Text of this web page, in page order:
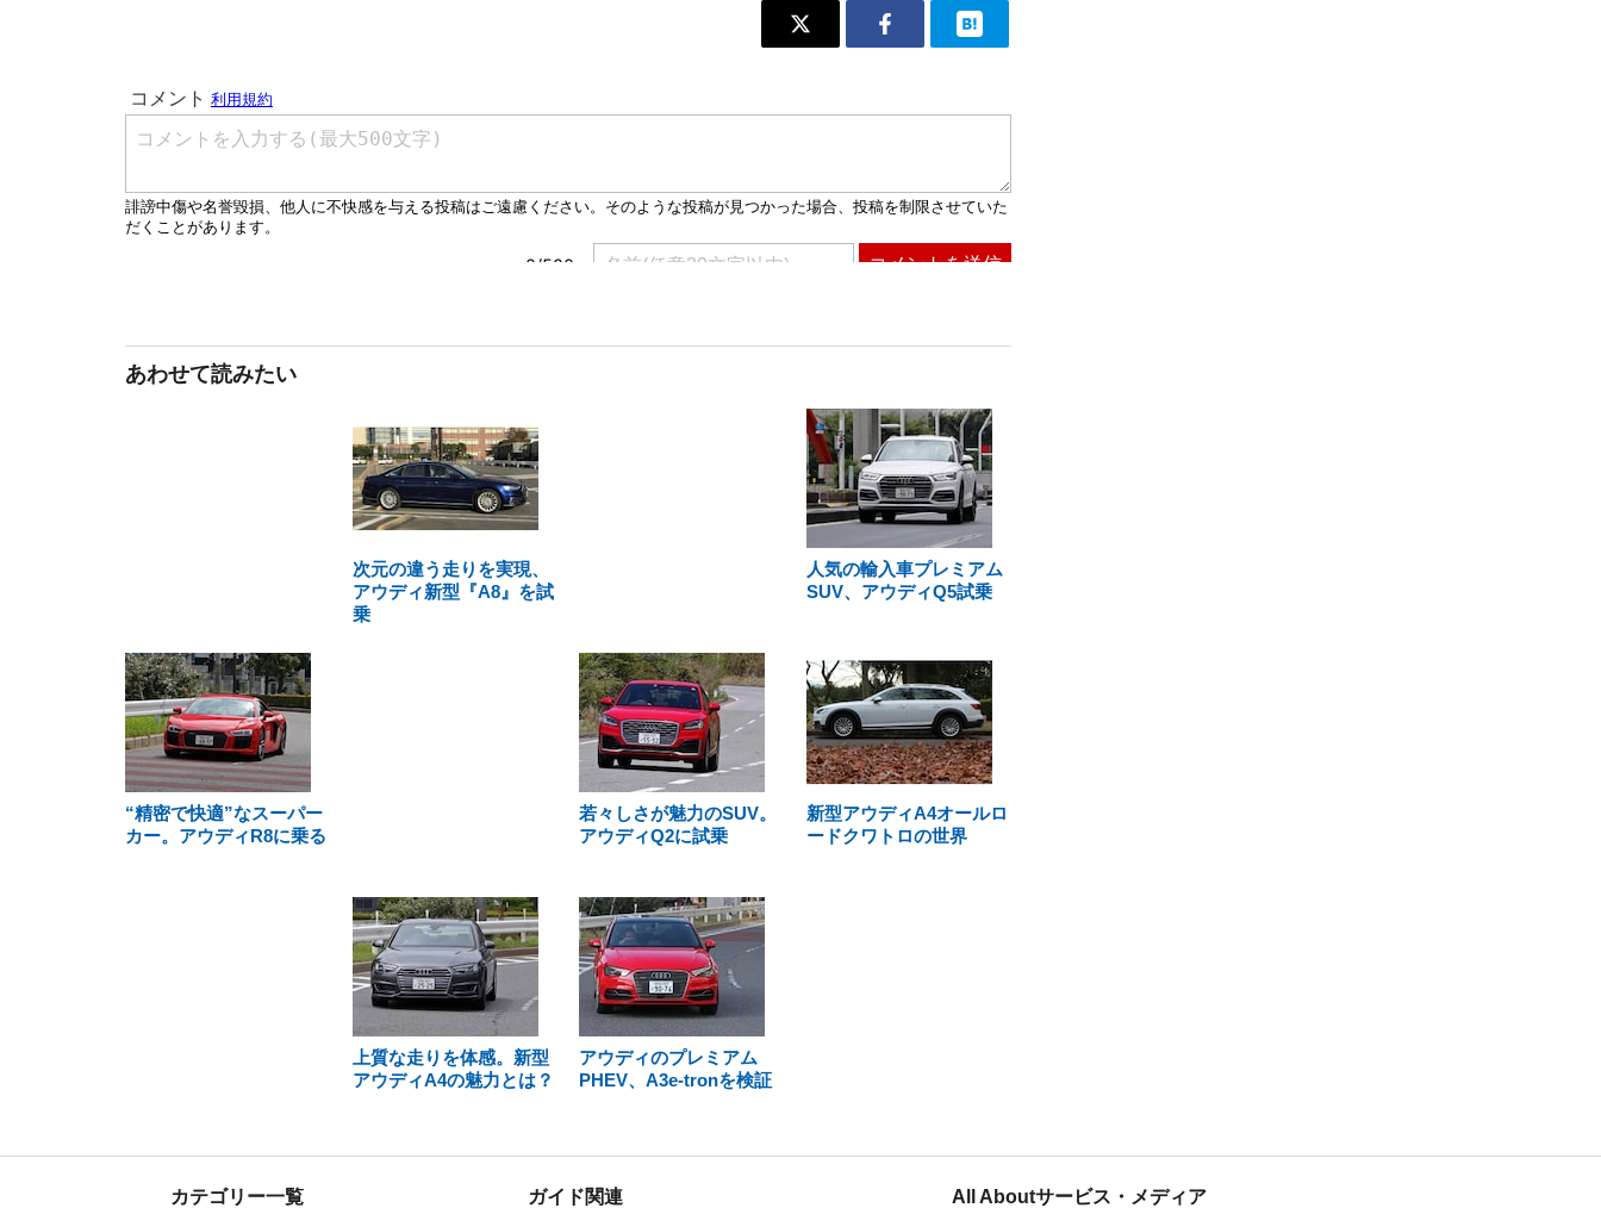
あわせて読みたい
次元の違う走りを実現、
アウディ新型『A8』を試
乗
人気の輸入車プレミアム
SUV、アウディQ5試乗
“精密で快適”なスーパー
カー。アウディR8に乗る
若々しさが魅力のSUV。
アウディQ2に試乗
新型アウディA4オールロ
ードクワトロの世界
上質な走りを体感。新型
アウディA4の魅力とは？
アウディのプレミアム
PHEV、A3e-tronを検証
カテゴリー一覧 ガイド関連 All Aboutサービス・メディア